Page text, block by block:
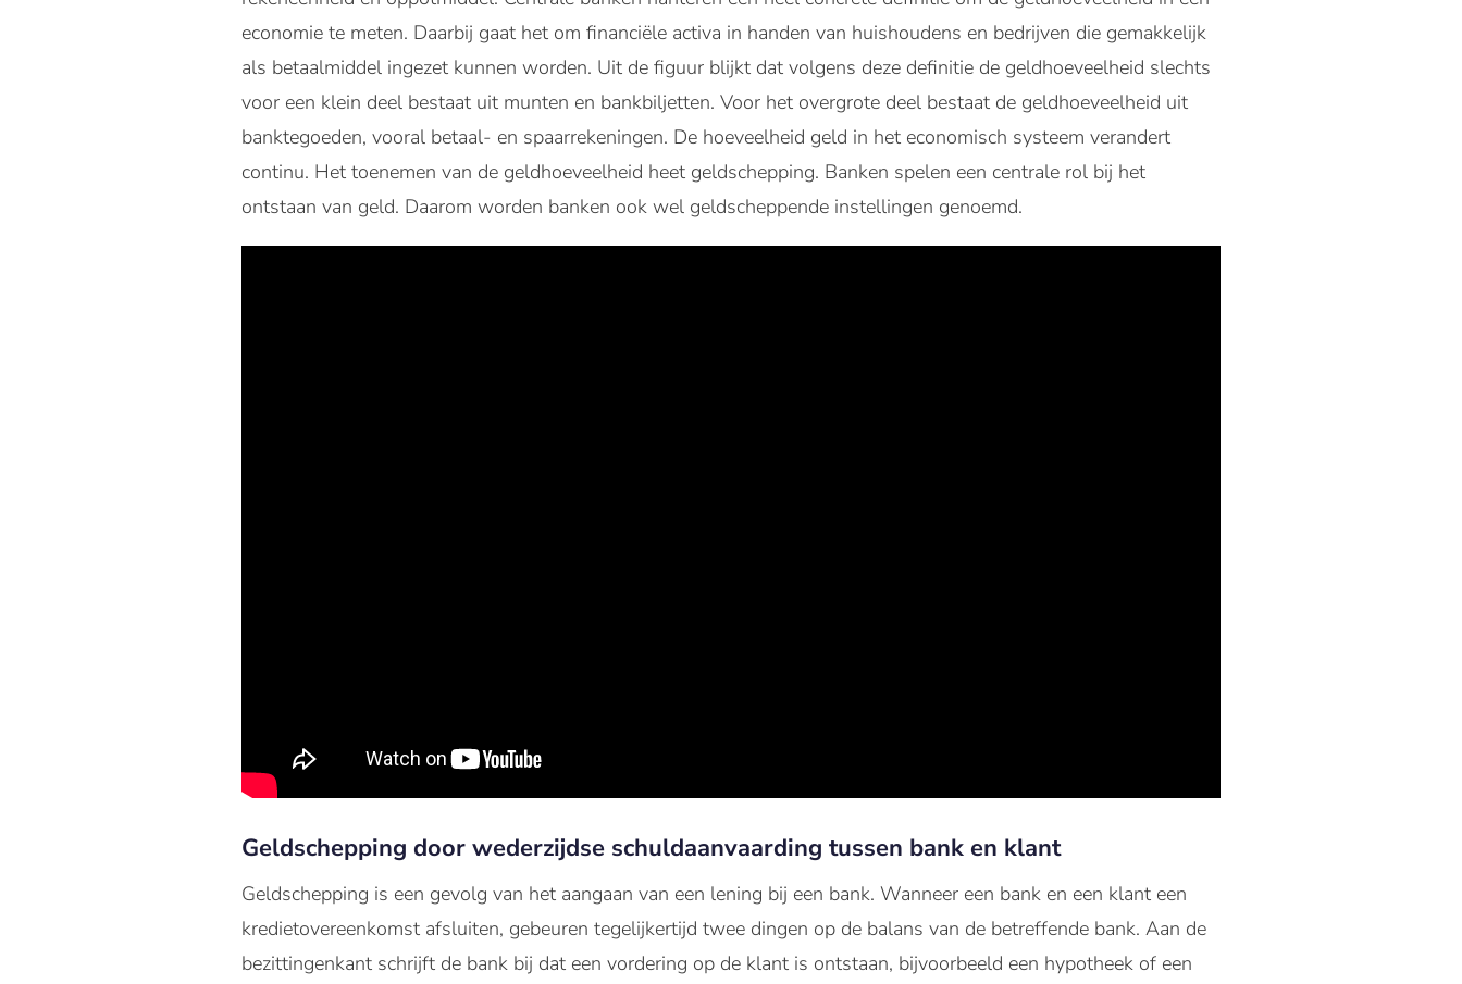
economie te meten. Daarbij gaat het om financiële activa in handen van huishoudens en bedrijven die gemakkelijk
als betaalmiddel ingezet kunnen worden. Uit de figuur blijkt dat volgens deze definitie de geldhoeveelheid slechts
voor een klein deel bestaat uit munten en bankbiljetten. Voor het overgrote deel bestaat de geldhoeveelheid uit
banktegoeden, vooral betaal- en spaarrekeningen. De hoeveelheid geld in het economisch systeem verandert
continu. Het toenemen van de geldhoeveelheid heet geldschepping. Banken spelen een centrale rol bij het
ontstaan van geld. Daarom worden banken ook wel geldscheppende instellingen genoemd.
Geldschepping door wederzijdse schuldaanvaarding tussen bank en klant
Geldschepping is een gevolg van het aangaan van een lening bij een bank. Wanneer een bank en een klant een
kredietovereenkomst afsluiten, gebeuren tegelijkertijd twee dingen op de balans van de betreffende bank. Aan de
bezittingenkant schrijft de bank bij dat een vordering op de klant is ontstaan, bijvoorbeeld een hypotheek of een